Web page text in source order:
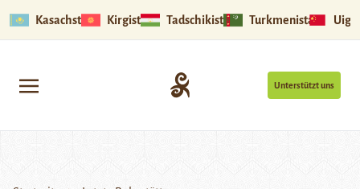
Kasachstan Kirgistan Tadschikistan Turkmenistan
Unterstützt uns